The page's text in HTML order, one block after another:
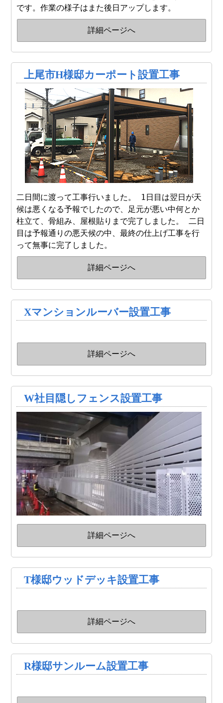
です。作業の様子はまた後日アップします。
詳細ページへ
上尾市H様邸カーポート設置工事
二日間に渡って工事行いました。 1日目は翌日が天
候は悪くなる予報でしたので、足元が悪い中何とか
柱立て、骨組み、屋根貼りまで完了しました。 二日
目は予報通りの悪天候の中、最終の仕上げ工事を行
って無事に完了しました。
詳細ページへ
Xマンションルーバー設置工事
詳細ページへ
W社目隠しフェンス設置工事
詳細ページへ
T様邸ウッドデッキ設置工事
詳細ページへ
R様邸サンルーム設置工事